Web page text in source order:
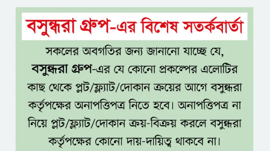
৫ শতাংশ মজুরি বৃদ্ধি প্রত্যাখ্যান,
নতুন মজুরি বোর্ড গঠনের দাবি চা
শ্রমিক ইউনিয়নের
টাঙ্গাইল জেলা পরিষদের উদ্যোগে
২৩ লাখ টাকার আর্থিক অনুদানের
চেক বিতরণ
ধলেশ্বরী থেকে অবৈধ বালু উত্তোলন,